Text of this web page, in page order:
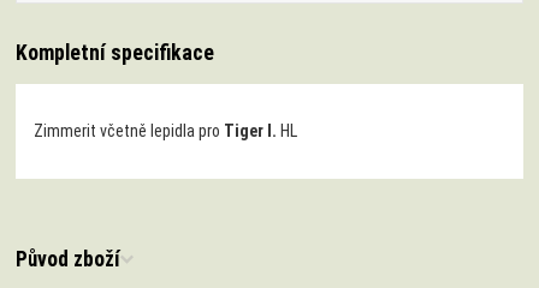
Kompletní specifikace
Zimmerit včetně lepidla pro Tiger I. HL
Původ zboží